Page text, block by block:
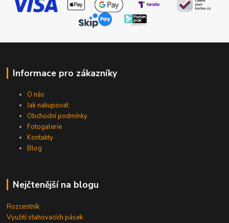
Informace pro zákazníky
O nás
Jak nakupovat
Obchodní podmínky
Fotogalerie
Kontakty
Blog
Nejčtenější na blogu
Rozcestník
Využití stahovacích pásek